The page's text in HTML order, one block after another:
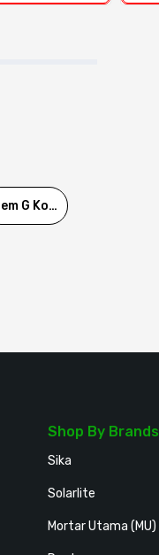
G Korea
Shop By Brands
Sika
Solarlite
Mortar Utama (MU)